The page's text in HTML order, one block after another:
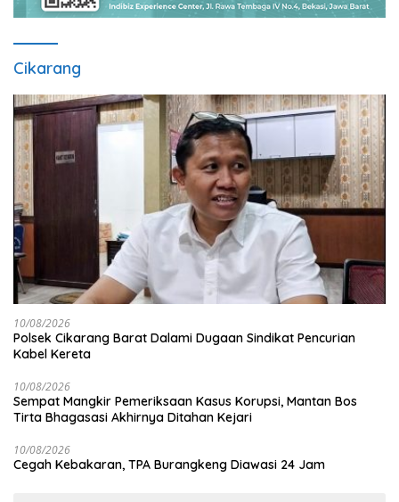
Cikarang
10/08/2026
Polsek Cikarang Barat Dalami Dugaan Sindikat Pencurian
Kabel Kereta
10/08/2026
Sempat Mangkir Pemeriksaan Kasus Korupsi, Mantan Bos
Tirta Bhagasasi Akhirnya Ditahan Kejari
10/08/2026
Cegah Kebakaran, TPA Burangkeng Diawasi 24 Jam